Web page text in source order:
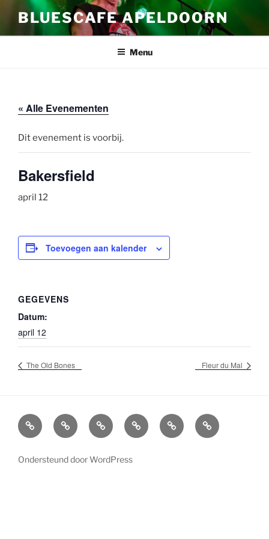
de
BLUESCAFE APELDOORN
Menu
« Alle Evenementen
Dit evenement is voorbij.
Bakersfield
april 12
Toevoegen aan kalender
GEGEVENS
Datum:
april 12
The Old Bones Fleur du Mal
Agenda Boekingen
Bands
Info
en
Socials
Bluescafe
Home
Overlijden
William
Ondersteund door WordPress